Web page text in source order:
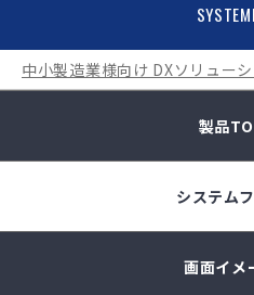
中小製造業様向け DXソリュー
製品
システム
画面イメ